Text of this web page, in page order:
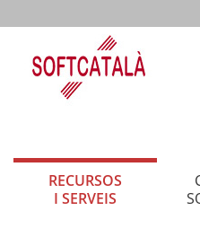
RECURSOS
I SERVEIS